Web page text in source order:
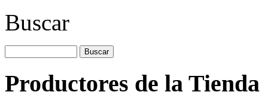
Buscar
Productores de la Tienda